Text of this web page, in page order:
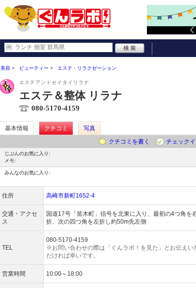
美容 ビューティー エステ・リラクゼーション
エステアンドセイタイリラナ
エステ＆整体 リラナ
080-5170-4159
基本情報 クチコミ
写真
クチコミを書く
チェック
じぶんのお気に入り:
メモ:
みんなのお気に入り:
住所 高崎市新町1652-4
交通・アクセ
ス
国道17号「笛木町」信号を北東に入り、最初の4つ角を
折、次の四つ角を左折し約50m先左側
TEL
080-5170-4159
※お問い合わせの際は「ぐんラボ！を見た」とお伝えい
だければ幸いです。
営業時間 10:00～18:00